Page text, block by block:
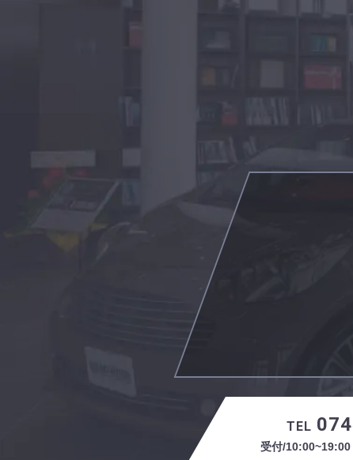
TEL
受付/10:00~19:00